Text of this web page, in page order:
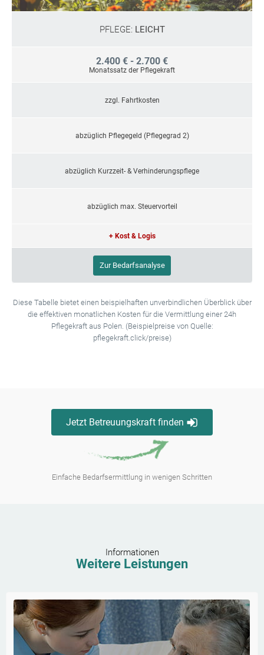
PFLEGE: LEICHT
2.400 € - 2.700 €
Monatssatz der Pflegekraft
zzgl. Fahrtkosten
abzüglich Pflegegeld (Pflegegrad 2)
abzüglich Kurzzeit- & Verhinderungspflege
abzüglich max. Steuervorteil
+ Kost & Logis
Zur Bedarfsanalyse
Diese Tabelle bietet einen beispielhaften unverbindlichen Überblick über
die effektiven monatlichen Kosten für die Vermittlung einer 24h
Pflegekraft aus Polen. (Beispielpreise von Quelle:
pflegekraft.click/preise)
Jetzt Betreuungskraft finden
Einfache Bedarfsermittlung in wenigen Schritten
Informationen
Weitere Leistungen